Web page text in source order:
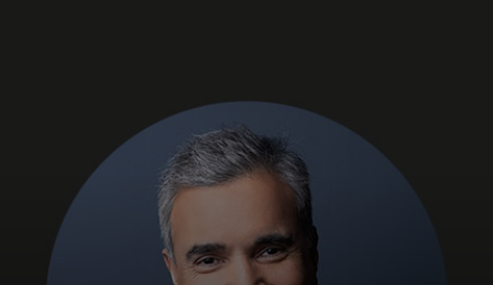
Для бизнеса
Для всего мира
Для новаторов